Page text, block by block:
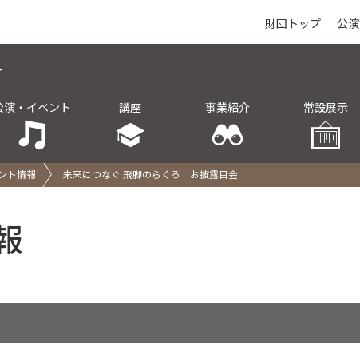
財団トップ 公演
演・イベント 講座 事業紹介 常設展示
ト情報 未来につなぐ 飛脚のらくろ お披露目会